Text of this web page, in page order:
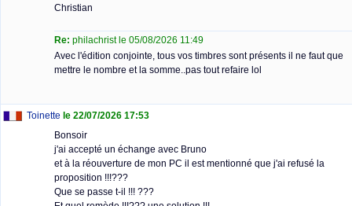
Christian
Re: philachrist le 05/08/2026 11:49
Avec l'édition conjointe, tous vos timbres sont présents il ne faut que
mettre le nombre et la somme..pas tout refaire lol
Toinette le 22/07/2026 17:53
Bonsoir
j'ai accepté un échange avec Bruno
et à la réouverture de mon PC il est mentionné que j'ai refusé la
proposition !!!???
Que se passe t-il !!! ???